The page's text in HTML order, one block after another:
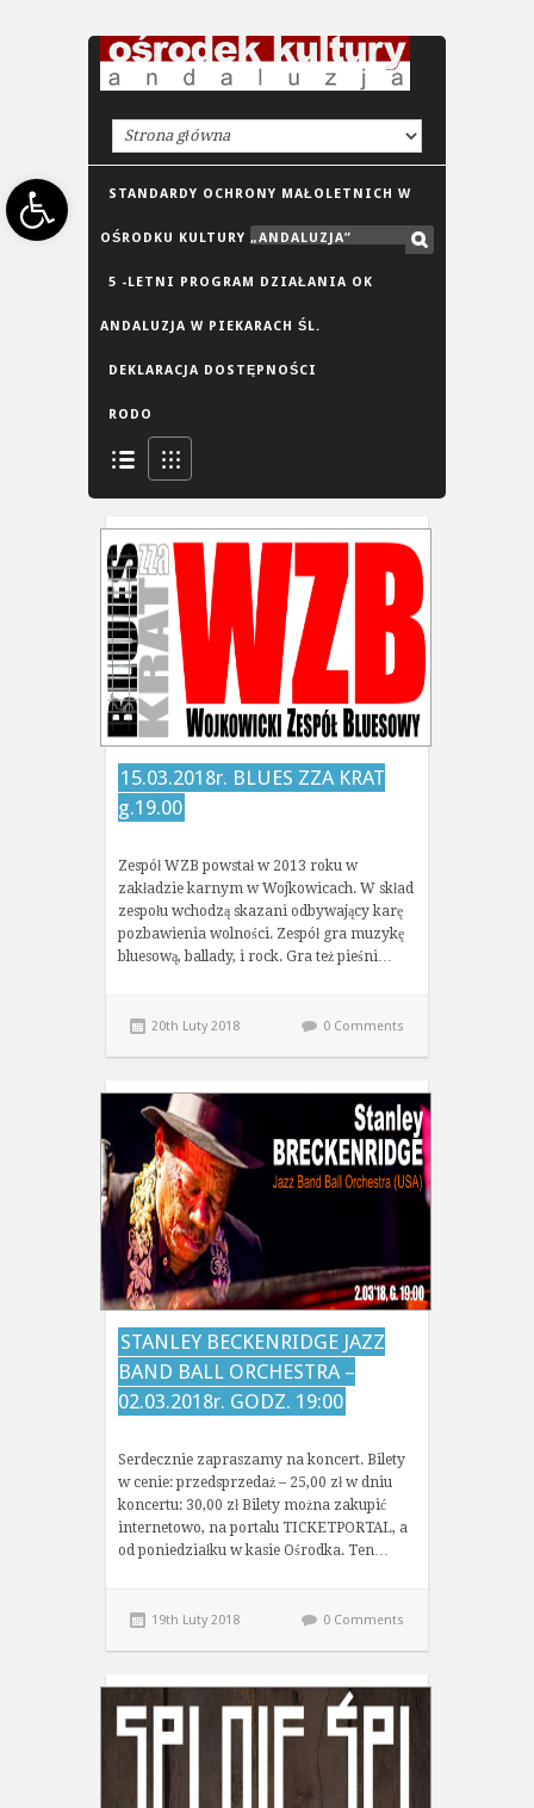
Open toolbarSTANDARDY OCHRONY MAŁOLETNICH W
OŚRODKU KULTURY „ANDALUZJA”
5 -LETNI PROGRAM DZIAŁANIA OK
ANDALUZJA W PIEKARACH ŚL.
DEKLARACJA DOSTĘPNOŚCI
RODO
15.03.2018r. BLUES ZZA KRAT
g.19.00
Zespół WZB powstał w 2013 roku w
zakładzie karnym w Wojkowicach. W skład
zespołu wchodzą skazani odbywający karę
pozbawienia wolności. Zespół gra muzykę
bluesową, ballady, i rock. Gra też pieśni…
20th Luty 2018 0 Comments
STANLEY BECKENRIDGE JAZZ
BAND BALL ORCHESTRA –
02.03.2018r. GODZ. 19:00
Serdecznie zapraszamy na koncert. Bilety
w cenie: przedsprzedaż – 25,00 zł w dniu
koncertu: 30,00 zł Bilety można zakupić
internetowo, na portalu TICKETPORTAL, a
od poniedziałku w kasie Ośrodka. Ten…
19th Luty 2018 0 Comments